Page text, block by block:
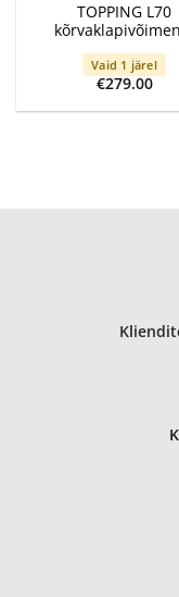
TOPPING L70
Vaid 1 järel
€279.00